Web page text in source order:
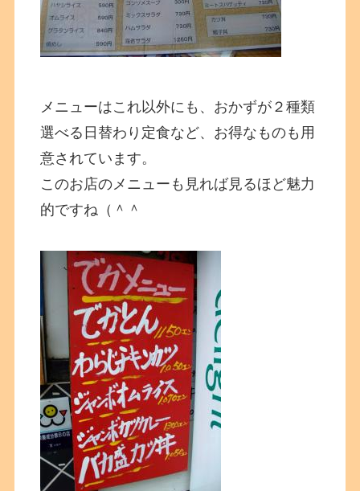
メニューはこれ以外にも、おかずが２種類
選べる日替わり定食など、お得なものも用
意されています。
このお店のメニューも見れば見るほど魅力
的ですね（＾＾